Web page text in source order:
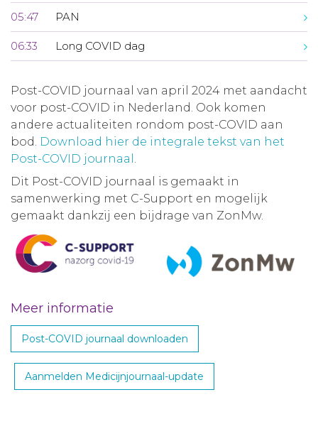
05:47 PAN
06:33 Long COVID dag
Post-COVID journaal van april 2024 met aandacht
voor post-COVID in Nederland. Ook komen
andere actualiteiten rondom post-COVID aan
bod. Download hier de integrale tekst van het
Post-COVID journaal .
Dit Post-COVID journaal is gemaakt in
samenwerking met C-Support en mogelijk
gemaakt dankzij een bijdrage van ZonMw.
Meer informatie
Post-COVID journaal downloaden
Aanmelden Medicijnjournaal-update